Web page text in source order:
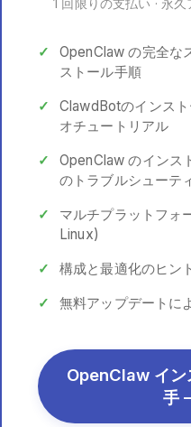
1 回限りの支払い · 永
OpenClaw の完全な
ストール手順
ClawdBotのインス
オチュートリアル
OpenClaw のインス
のトラブルシューテ
マルチプラットフォ
Linux)
構成と最適化のヒント
無料アップデートに
OpenClaw イン
手